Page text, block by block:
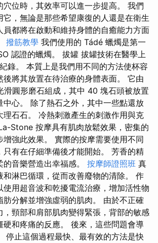
穴位時，其效率可以進一步提高。 我們
它，無論是那些希望康復的人還是在衛生
員都將在啟動和維持身體的自癒能力方面
撥筋教學 我們使用的 Tádé 蠟燭是第一
認證的蠟燭。 拔罐 拔罐技術在醫學上
錄。 本質上是我們用不同的方法使杯容
後將其放置在待治療的身體表面。 它由
滑圓形磨石組成，其中 40 塊石頭被放置
中心。 除了熱石之外，其中一些點還放
理石石。 冷熱刺激產生的刺激作用與克
Stone 按摩具有肌肉放鬆效果，密集的
增強此效果。 實際的按摩需要使用不同
只有在仔細準備後才能開始。 芳香的精
音樂營造出幸福感。 按摩師證照班 真
和淋巴循環，從而改善廢物的清除。 作
使用超音波和乾擾電流治療，增加活性物
肪分解並增強虛弱的肌肉。 由於不正確
，頸部和肩部肌肉變得緊張，背部的敏感
硬和疼痛的反應。 後來，這些問題會導
停止這個過程最快、最有效的方法是快